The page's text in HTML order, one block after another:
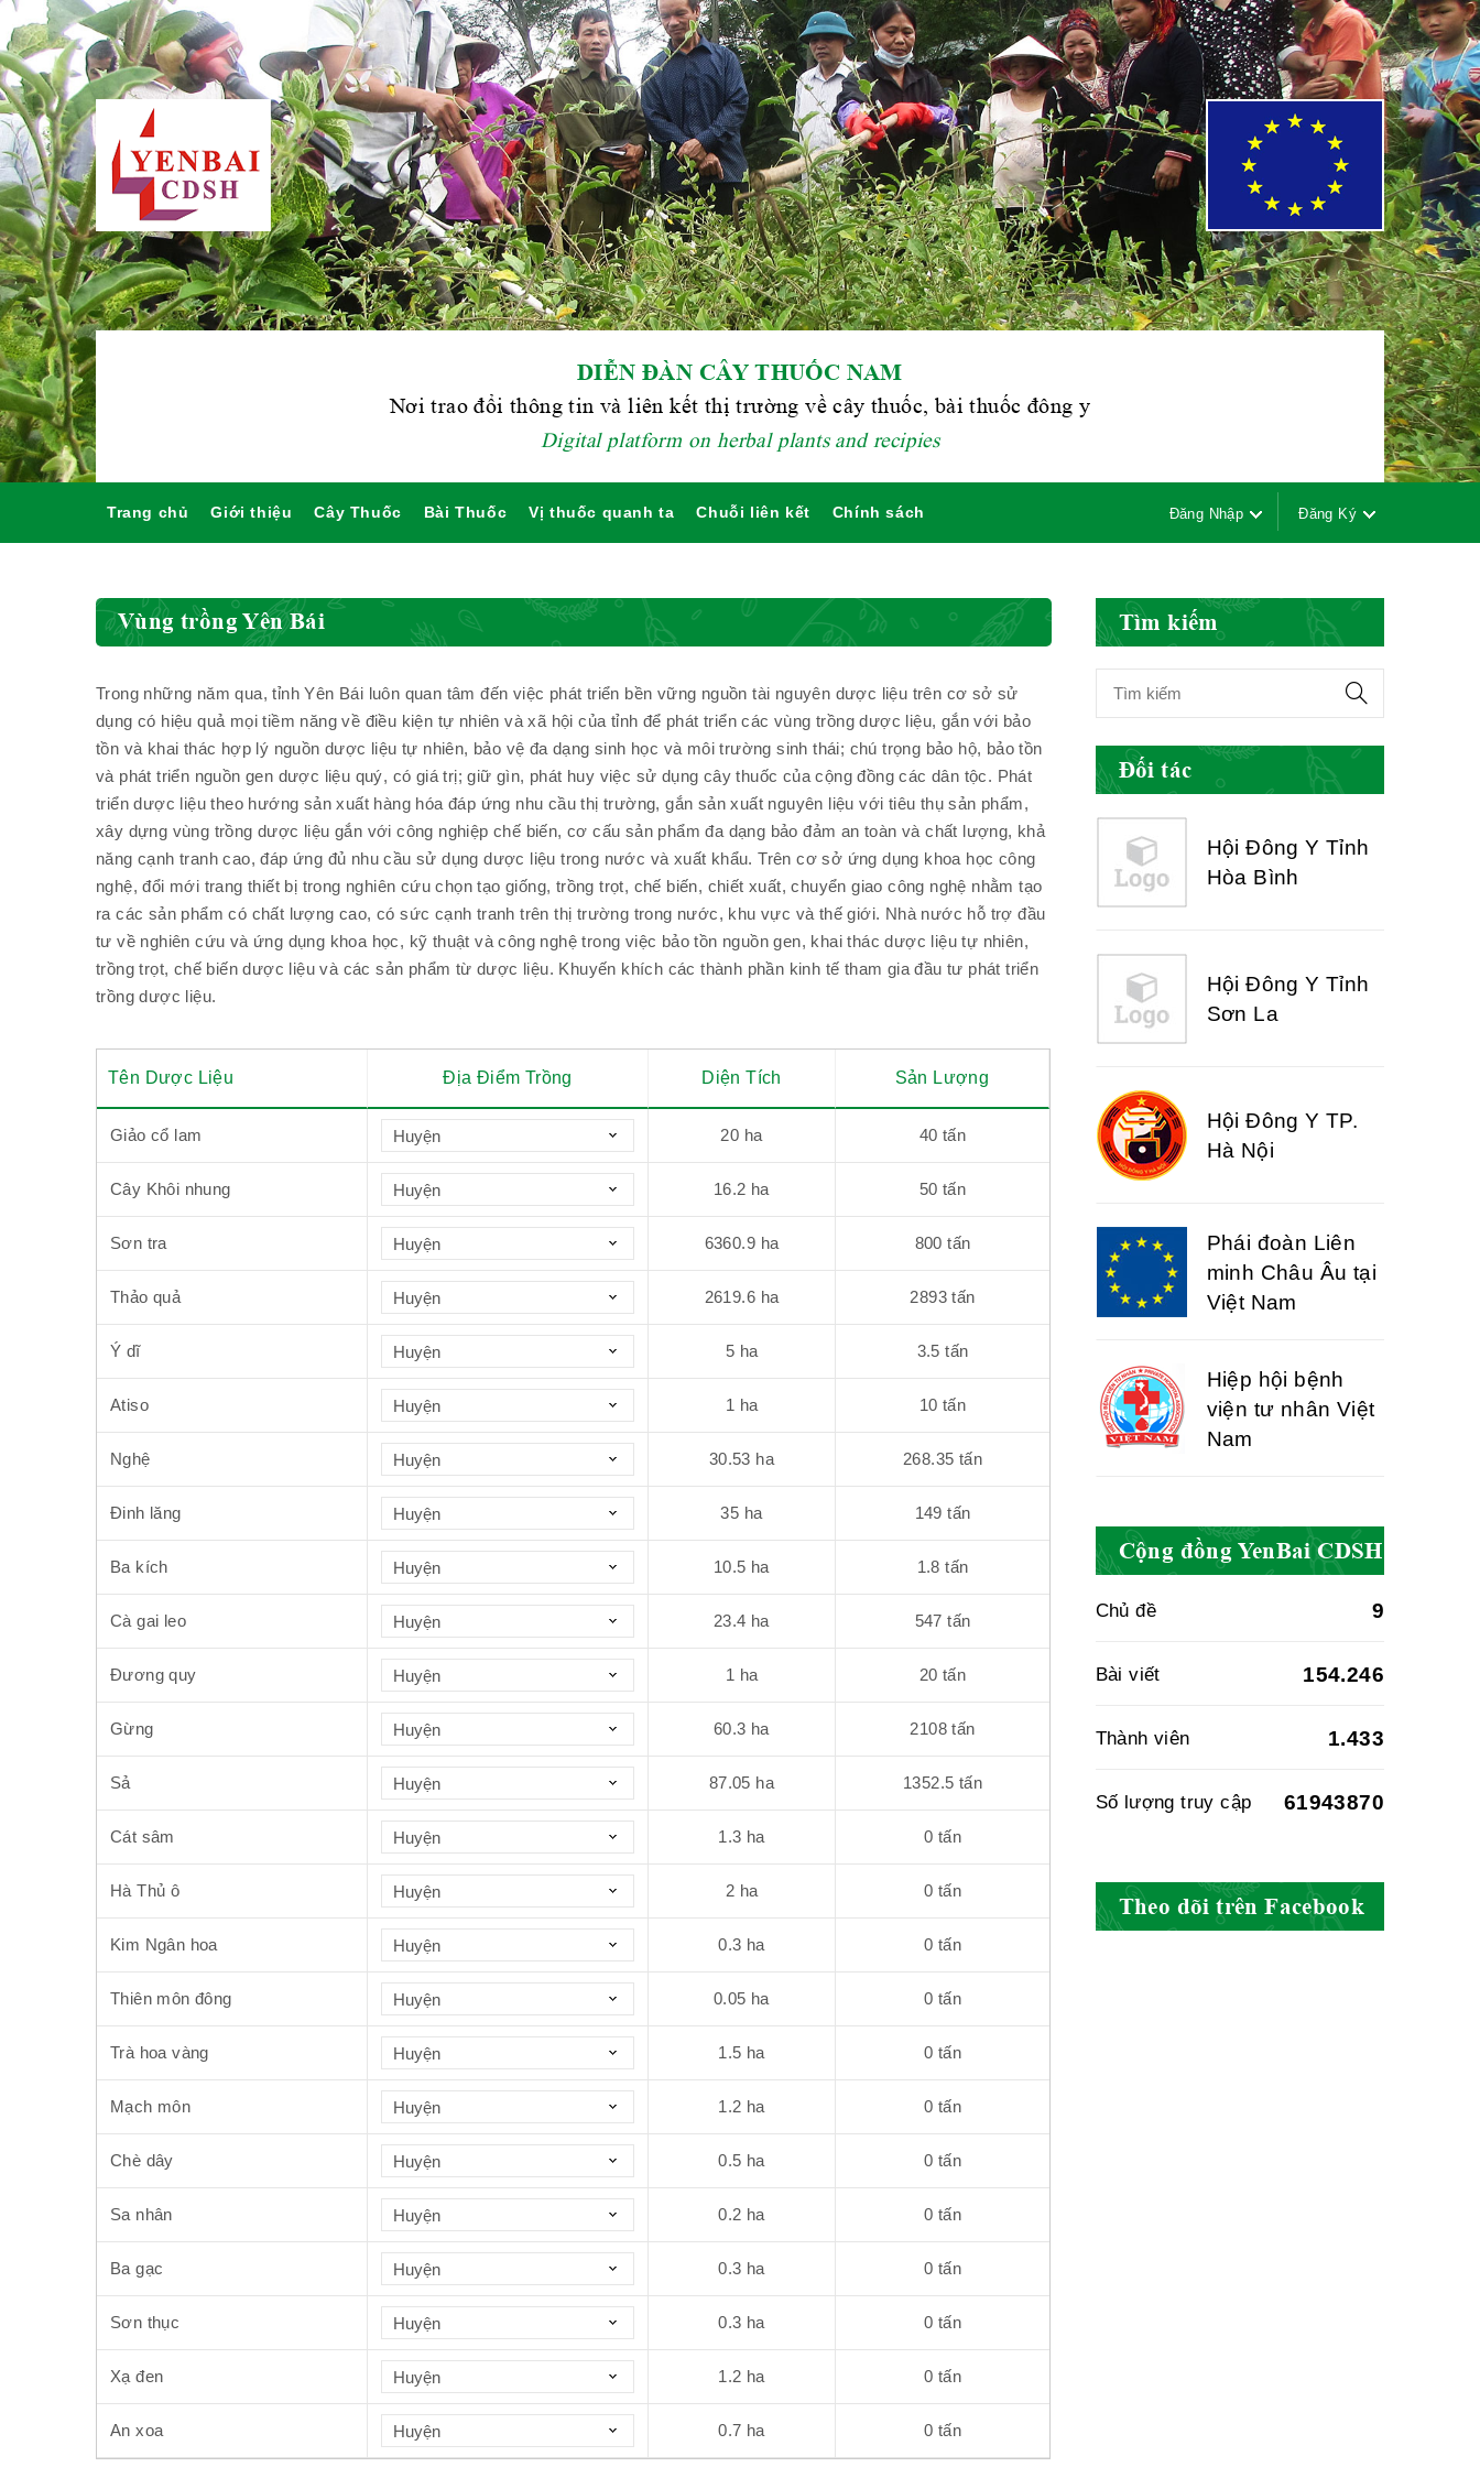
DIỄN ĐÀN CÂY THUỐC NAM
Nơi trao đổi thông tin và liên kết thị trường về cây thuốc, bài thuốc đông y
Digital platform on herbal plants and recipies
Trang chủ Giới thiệu Cây Thuốc Bài Thuốc Vị thuốc quanh ta Chuỗi liên kết Chính sách Đăng Nhập Đăng Ký
Vùng trồng Yên Bái
Trong những năm qua, tỉnh Yên Bái luôn quan tâm đến việc phát triển bền vững nguồn tài nguyên dược liệu trên cơ sở sử
dụng có hiệu quả mọi tiềm năng về điều kiện tự nhiên và xã hội của tỉnh để phát triển các vùng trồng dược liệu, gắn với bảo
tồn và khai thác hợp lý nguồn dược liệu tự nhiên, bảo vệ đa dạng sinh học và môi trường sinh thái; chú trọng bảo hộ, bảo tồn
và phát triển nguồn gen dược liệu quý, có giá trị; giữ gìn, phát huy việc sử dụng cây thuốc của cộng đồng các dân tộc. Phát
triển dược liệu theo hướng sản xuất hàng hóa đáp ứng nhu cầu thị trường, gắn sản xuất nguyên liệu với tiêu thụ sản phẩm,
xây dựng vùng trồng dược liệu gắn với công nghiệp chế biến, cơ cấu sản phẩm đa dạng bảo đảm an toàn và chất lượng, khả
năng cạnh tranh cao, đáp ứng đủ nhu cầu sử dụng dược liệu trong nước và xuất khẩu. Trên cơ sở ứng dụng khoa học công
nghệ, đổi mới trang thiết bị trong nghiên cứu chọn tạo giống, trồng trọt, chế biến, chiết xuất, chuyển giao công nghệ nhằm tạo
ra các sản phẩm có chất lượng cao, có sức cạnh tranh trên thị trường trong nước, khu vực và thế giới. Nhà nước hỗ trợ đầu
tư về nghiên cứu và ứng dụng khoa học, kỹ thuật và công nghệ trong việc bảo tồn nguồn gen, khai thác dược liệu tự nhiên,
trồng trọt, chế biến dược liệu và các sản phẩm từ dược liệu. Khuyến khích các thành phần kinh tế tham gia đầu tư phát triển
trồng dược liệu.
Tên Dược Liệu Địa Điểm Trồng Diện Tích Sản Lượng
Giảo cổ lam 20 ha 40 tấn
Cây Khôi nhung 16.2 ha 50 tấn
Sơn tra 6360.9 ha 800 tấn
Thảo quả 2619.6 ha 2893 tấn
Ý dĩ 5 ha 3.5 tấn
Atiso 1 ha 10 tấn
Nghệ 30.53 ha 268.35 tấn
Đinh lăng 35 ha 149 tấn
Ba kích 10.5 ha 1.8 tấn
Cà gai leo 23.4 ha 547 tấn
Đương quy 1 ha 20 tấn
Gừng 60.3 ha 2108 tấn
Sả 87.05 ha 1352.5 tấn
Cát sâm 1.3 ha 0 tấn
Hà Thủ ô 2 ha 0 tấn
Kim Ngân hoa 0.3 ha 0 tấn
Thiên môn đông 0.05 ha 0 tấn
Trà hoa vàng 1.5 ha 0 tấn
Mạch môn 1.2 ha 0 tấn
Chè dây 0.5 ha 0 tấn
Sa nhân 0.2 ha 0 tấn
Ba gạc 0.3 ha 0 tấn
Sơn thục 0.3 ha 0 tấn
Xạ đen 1.2 ha 0 tấn
An xoa 0.7 ha 0 tấn
Tìm kiếm
Đối tác
Phái đoàn Liên
minh Châu Âu tại
Việt Nam
Hiệp hội bệnh
viện tư nhân Việt
Cục quản lý y
dược cổ truyền -
Nam
Nam
Hội Đông Y Tỉnh
Yên Bái
Hội Đông Y Tỉnh
Hòa Bình
Hội Đông Y Tỉnh
Sơn La
Hội Đông Y TP.
Hà Nội
Phái đoàn Liên
minh Châu Âu tại
Việt Nam
Hiệp hội bệnh
viện tư nhân Việt
Nam
dược cổ truyền -
BYT
nghiệp dược Việt
Hội Đông Y Việt
Cộng đồng YenBai CDSH
Chủ đề 9
Bài viết 154.246
Thành viên 1.433
Số lượng truy cập 61943870
Theo dõi trên Facebook